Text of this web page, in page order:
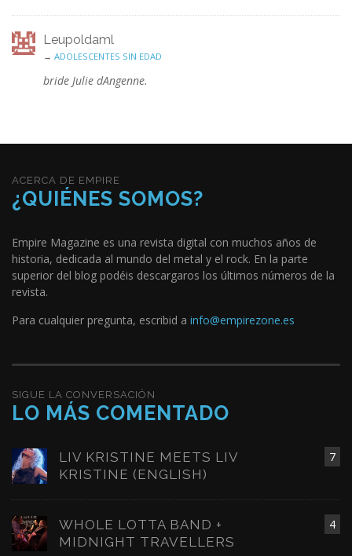
Leupoldaml
→ ADOLESCENTES SIN EDAD
bride Julie dAngenne.
ACERCA DE EMPIRE
¿QUIÉNES SOMOS?
Empire Magazine es una revista digital con muchos años de
historia, dedicada al mundo del metal y el rock. En la parte
superior del blog podéis descargaros los últimos números de la
revista.
Para cualquier pregunta, escribid a info@empirezone.es
SIGUE LA CONVERSACIÓN
LO MÁS COMENTADO
7
LIV KRISTINE MEETS LIV
KRISTINE (ENGLISH)
4
WHOLE LOTTA BAND +
MIDNIGHT TRAVELLERS